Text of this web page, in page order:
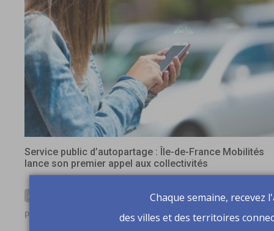
Service public d’autopartage : Île-de-France Mobilités
lance son premier appel aux collectivités
AUTOPARTAGE
publié le 25/07/2026
Chaque semaine, recevez
des villes et des territoires